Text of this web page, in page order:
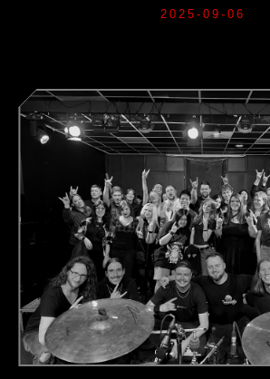
2025-09-06